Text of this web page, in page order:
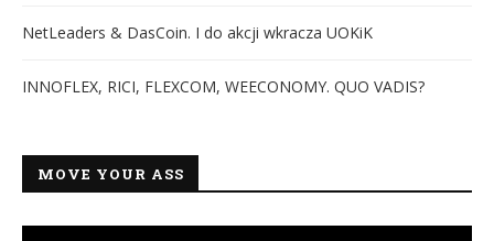
NetLeaders & DasCoin. I do akcji wkracza UOKiK
INNOFLEX, RICI, FLEXCOM, WEECONOMY. QUO VADIS?
MOVE YOUR ASS